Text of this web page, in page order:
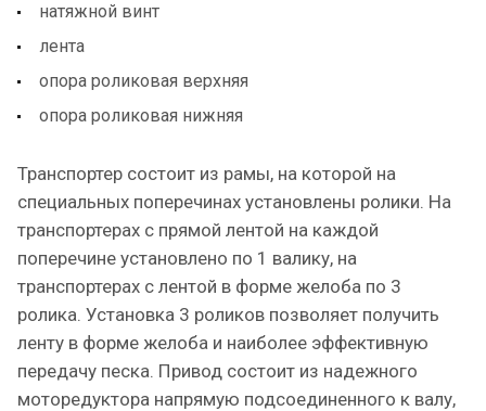
натяжной винт
лента
опора роликовая верхняя
опора роликовая нижняя
Транспортер состоит из рамы, на которой на
специальных поперечинах установлены ролики. На
транспортерах с прямой лентой на каждой
поперечине установлено по 1 валику, на
транспортерах с лентой в форме желоба по 3
ролика. Установка 3 роликов позволяет получить
ленту в форме желоба и наиболее эффективную
передачу песка. Привод состоит из надежного
моторедуктора напрямую подсоединенного к валу,